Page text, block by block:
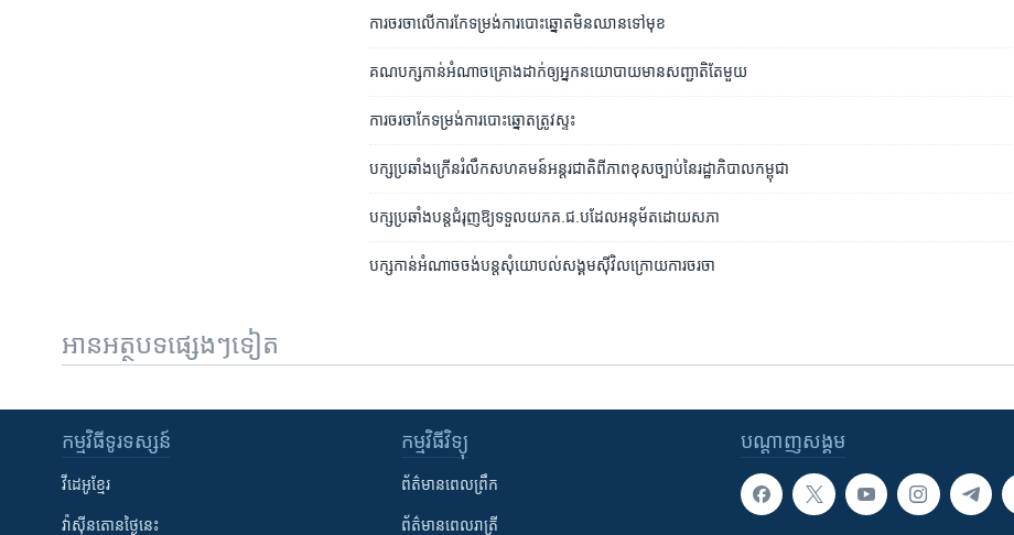
ការ​ចរចា​លើ​ការ​កែ​ទម្រង់​ការ​បោះឆ្នោត​មិន​ឈាន​ទៅ​មុខ
គណបក្ស​កាន់​អំណាច​គ្រោង​ដាក់​ឲ្យ​អ្នក​នយោបាយ​មាន​សញ្ជាតិ​តែ​មួយ
ការ​ចរចា​កែ​ទម្រង់​ការ​បោះឆ្នោត​ត្រូវ​ស្ទះ
បក្ស​ប្រឆាំង​ក្រើន​រំលឹក​សហគមន៍​អន្តរជាតិ​ពី​ភាព​ខុស​ច្បាប់​នៃ​រដ្ឋាភិបាល​កម្ពុជា
បក្ស​ប្រឆាំង​បន្ត​ជំរុញ​ឱ្យ​ទទួល​យក​គ.ជ.ប​ដែល​អនុម័ត​ដោយ​សភា
បក្ស​កាន់​អំណាច​ចង់​បន្ត​សុំ​យោបល់​សង្គម​ស៊ីវិល​ក្រោយ​ការចរចា
អានអត្ថបទផ្សេងៗទៀត
បណ្តាញ​សង្គម
កម្មវិធី​ទូរទស្សន៍
វីដេអូ​ខ្មែរ
វ៉ាស៊ីនតោន​ថ្ងៃ​នេះ
កម្មវិធី​វិទ្យុ
ព័ត៌មាន​ពេល​ព្រឹក
ព័ត៌មាន​​ពេល​រាត្រី